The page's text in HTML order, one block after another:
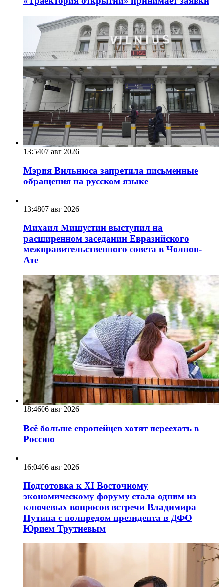
13:5407 авг 2026
Мэрия Вильнюса запретила письменные
обращения на русском языке
13:4807 авг 2026
Михаил Мишустин выступил на
расширенном заседании Евразийского
межправительственного совета в Чолпон-
Ате
18:4606 авг 2026
Всё больше европейцев хотят переехать в
Россию
16:0406 авг 2026
Подготовка к XI Восточному
экономическому форуму стала одним из
ключевых вопросов встречи Владимира
Путина с полпредом президента в ДФО
Юрием Трутневым